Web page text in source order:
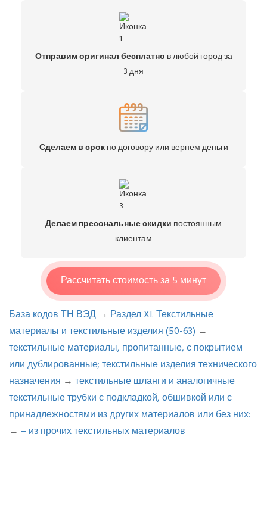
Отправим оригинал бесплатно в любой город за
3 дня
Сделаем в срокпо договору или вернем деньги
Делаем пресональные скидки постоянным
клиентам
Рассчитать стоимость за 5 минут
База кодов ТН ВЭД → Раздел XI. Текстильные
материалы и текстильные изделия (50-63) →
текстильные материалы, пропитанные, с покрытием
или дублированные; текстильные изделия технического
назначения → текстильные шланги и аналогичные
текстильные трубки с подкладкой, обшивкой или с
принадлежностями из других материалов или без них:
→ – из прочих текстильных материалов